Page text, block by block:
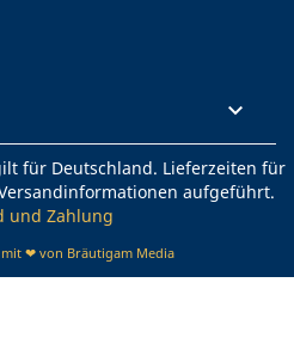

für Deutschland. Lieferzeiten für
aufgeführt.
und Zahlung
❤ von Bräutigam Media